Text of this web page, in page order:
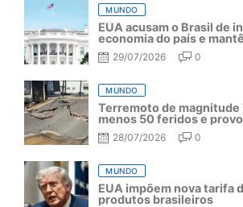
MUNDO
EUA acusam o Brasil de
economia do país e
por mais um ano
29/07/2026 0
MUNDO
Terremoto de magnitude
menos 50 feridos e
Japão
28/07/2026 0
MUNDO
EUA impõem nova tarifa
produtos brasileiros